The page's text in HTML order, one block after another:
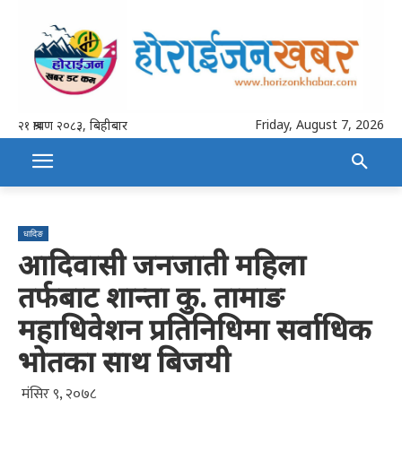
२१ श्रावण २०८३, बिहीबार Friday, August 7, 2026
धादिङ
आदिवासी जनजाती महिला
तर्फबाट शान्ता कु. तामाङ
महाधिवेशन प्रतिनिधिमा सर्वाधिक
भोतका साथ बिजयी
मंसिर ९, २०७८